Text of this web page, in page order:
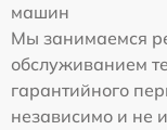
машин
Мы занимаемся
обслуживанием
гарантийного
независимо и не